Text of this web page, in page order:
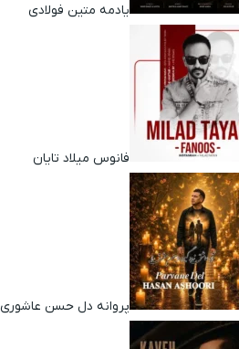
یادمه متین فولادی
فانوس میلاد تایان
پروانه دل حسن عاشوری